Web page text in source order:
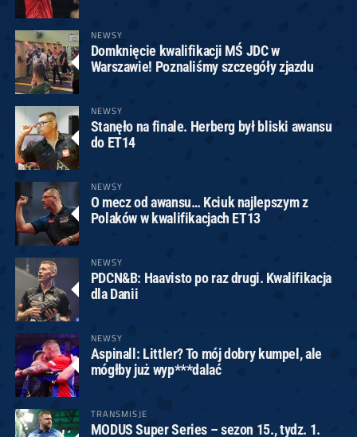
NEWSY
Domknięcie kwalifikacji MŚ JDC w
Warszawie! Poznaliśmy szczegóły zjazdu
NEWSY
Stanęło na finale. Herberg był bliski awansu
do ET14
NEWSY
O mecz od awansu… Kciuk najlepszym z
Polaków w kwalifikacjach ET13
NEWSY
PDCN&B: Haavisto po raz drugi. Kwalifikacja
dla Danii
NEWSY
Aspinall: Littler? To mój dobry kumpel, ale
mógłby już wyp***dalać
TRANSMISJE
MODUS Super Series – sezon 15., tydz. 1.